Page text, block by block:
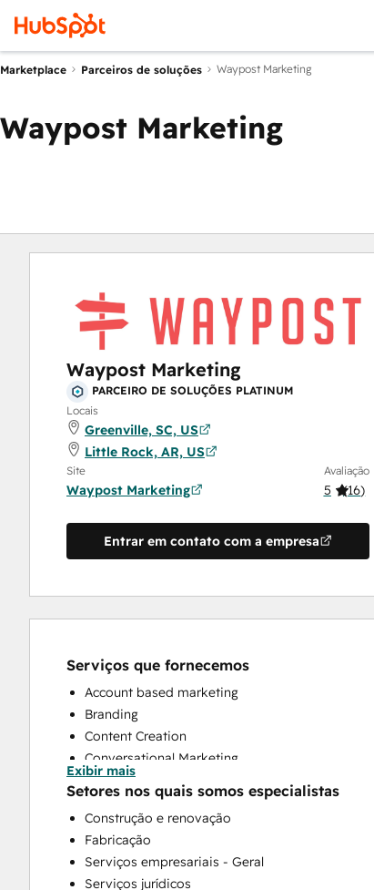
Marketplace Parceiros de soluções Waypost Marketing
Waypost Marketing
Waypost Marketing
PARCEIRO DE SOLUÇÕES PLATINUM
Locais
Greenville, SC, US
Little Rock, AR, US
Site
Waypost Marketing
Avaliação
5 (16)
Entrar em contato com a empresa
Serviços que fornecemos
Account based marketing
Branding
Content Creation
Conversational Marketing
CRM Implementation
CRM Migration
Custom API Integrations
Customer Success Training
Email Marketing
Exibir mais
Setores nos quais somos especialistas
Construção e renovação
Fabricação
Serviços empresariais - Geral
Serviços jurídicos